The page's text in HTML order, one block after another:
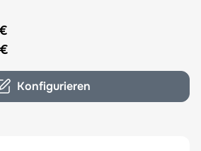
the options chosen on the product
Konfigurieren